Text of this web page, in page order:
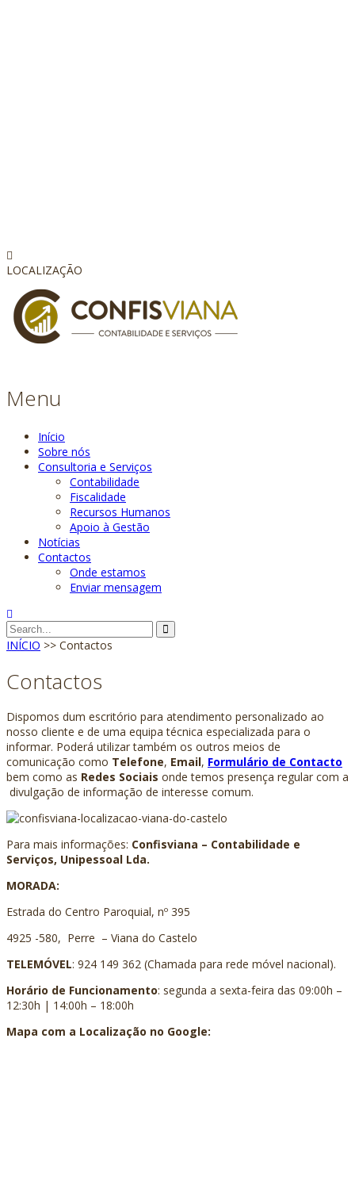
LOCALIZAÇÃO
Menu
Início
Sobre nós
Consultoria e Serviços
Contabilidade
Fiscalidade
Recursos Humanos
Apoio à Gestão
Notícias
Contactos
Onde estamos
Enviar mensagem
INÍCIO >> Contactos
Contactos
Dispomos dum escritório para atendimento personalizado ao
nosso cliente e de uma equipa técnica especializada para o
informar. Poderá utilizar também os outros meios de
comunicação como Telefone, Email, Formulário de Contacto
bem como as Redes Sociais onde temos presença regular com a
divulgação de informação de interesse comum.
Para mais informações: Confisviana – Contabilidade e
Serviços, Unipessoal Lda.
MORADA:
Estrada do Centro Paroquial, nº 395
4925 -580, Perre – Viana do Castelo
TELEMÓVEL: 924 149 362 (Chamada para rede móvel nacional).
Horário de Funcionamento: segunda a sexta-feira das 09:00h –
12:30h | 14:00h – 18:00h
Mapa com a Localização no Google: